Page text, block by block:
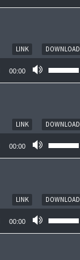
DOWNLOAD
LINK
00:00
DOWNLOAD
LINK
00:00
DOWNLOAD
LINK
00:00